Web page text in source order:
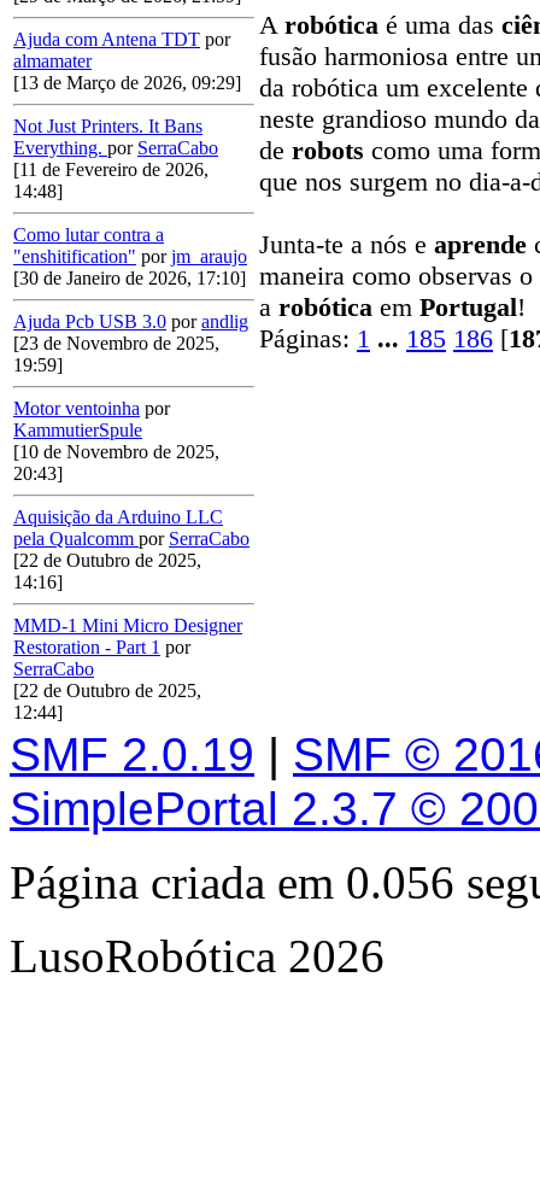
Ajuda com Antena TDT por
almamater
[13 de Março de 2026, 09:29]
Not Just Printers. It Bans
Everything. por SerraCabo
[11 de Fevereiro de 2026,
14:48]
Como lutar contra a
"enshitification" porjm_araujo
[30 de Janeiro de 2026, 17:10]
Ajuda Pcb USB 3.0 porandlig
[23 de Novembro de 2025,
19:59]
Motor ventoinha por
KammutierSpule
[10 de Novembro de 2025,
20:43]
Aquisição da Arduino LLC
pela Qualcomm por SerraCabo
[22 de Outubro de 2025,
14:16]
MMD-1 Mini Micro Designer
Restoration - Part 1 por
SerraCabo
[22 de Outubro de 2025,
12:44]
A robótica é uma das
fusão harmoniosa entre
da robótica um
neste grandioso mundo
de robots como uma
que nos surgem no dia-a-
Junta-te a nós e aprende
maneira como observas
a robótica em Portugal!
Páginas: 1 ... 185 186 [
SMF 2.0.19 | SMF ©
SimplePortal 2.3.7 ©
Página criada em 0.056
LusoRobótica 2026